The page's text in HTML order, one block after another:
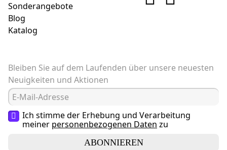
Sonderangebote
Blog
Katalog
Bleiben Sie auf dem Laufenden über unsere neuesten
Neuigkeiten und Aktionen
Ich stimme der Erhebung und Verarbeitung
meiner personenbezogenen Daten zu
ABONNIEREN